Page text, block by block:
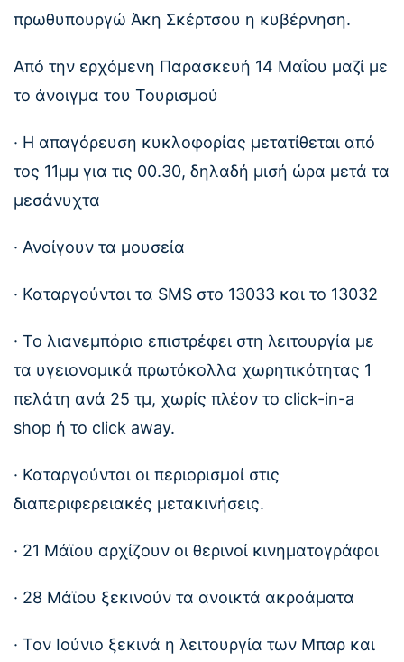
πρωθυπουργώ Άκη Σκέρτσου η κυβέρνηση.
Από την ερχόμενη Παρασκευή 14 Μαΐου μαζί με
το άνοιγμα του Τουρισμού
· Η απαγόρευση κυκλοφορίας μετατίθεται από
τος 11μμ για τις 00.30, δηλαδή μισή ώρα μετά τα
μεσάνυχτα
· Ανοίγουν τα μουσεία
· Καταργούνται τα SMS στο 13033 και το 13032
· Το λιανεμπόριο επιστρέφει στη λειτουργία με
τα υγειονομικά πρωτόκολλα χωρητικότητας 1
πελάτη ανά 25 τμ, χωρίς πλέον το click-in-a
shop ή το click away.
· Καταργούνται οι περιορισμοί στις
διαπεριφερειακές μετακινήσεις.
· 21 Μάϊου αρχίζουν οι θερινοί κινηματογράφοι
· 28 Μάϊου ξεκινούν τα ανοικτά ακροάματα
· Τον Ιούνιο ξεκινά η λειτουργία των Μπαρ και